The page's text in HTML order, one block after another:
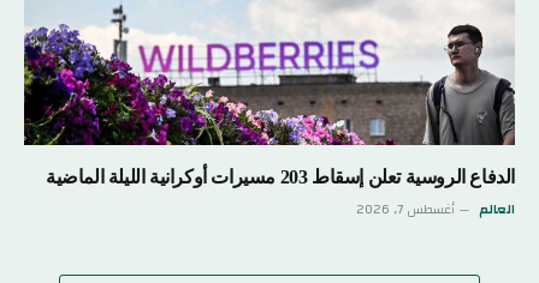
الدفاع الروسية تعلن إسقاط 203 مسيرات أوكرانية الليلة الماضية
العالم أغسطس 7, 2026